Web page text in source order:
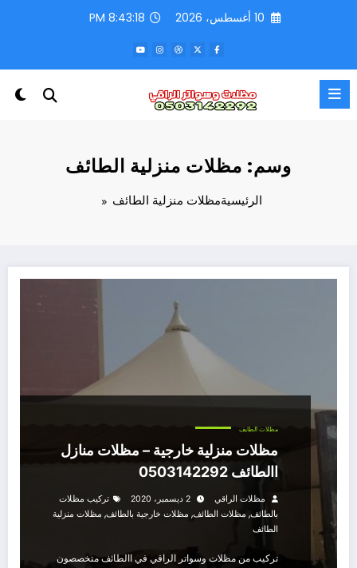
10 أغسطس، 2026 8:43:18 PM
وسم: مظلات منزلية الطائف
الرئيسيةمظلات منزلية الطائف
مظلات الطايف
مظلات منزلية خارجية – مظلات منازل
االطائف 0503142292
مظلات الراقي 2 ديسمبر، 2020
تركيب مظلات
بالطائف, مظلات الطائف, مظلات خارجية بالطائف, مظلات منزلية
الطائف
تركيب من مظلات وسواتر الراقي في االطائف متخصصون